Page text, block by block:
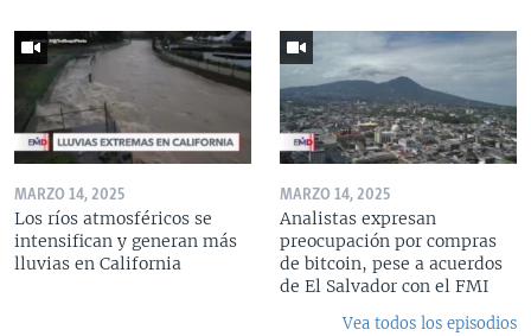
MARZO 14, 2025
Los ríos atmosféricos se
intensifican y generan más
lluvias en California
MARZO 14, 2025
Analistas expresan
preocupación por compras
de bitcoin, pese a acuerdos
de El Salvador con el FMI
Vea todos los episodios